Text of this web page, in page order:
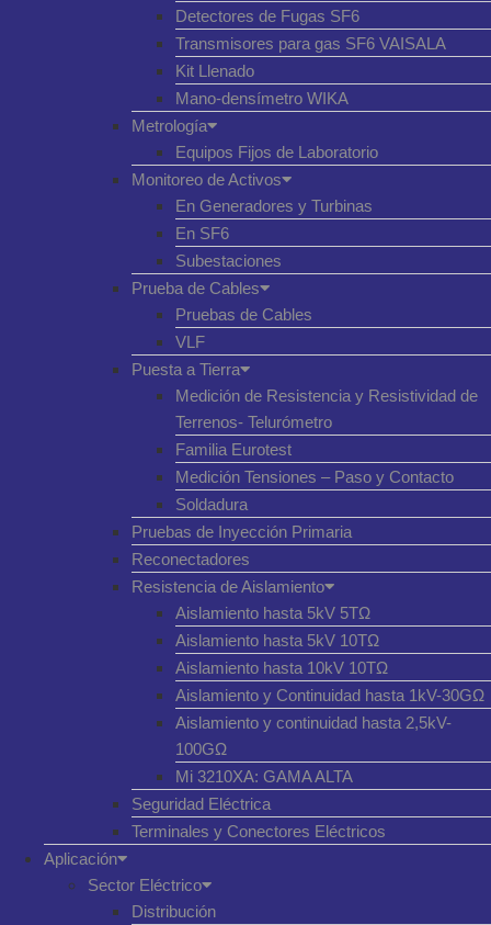
Detectores de Fugas SF6
Transmisores para gas SF6 VAISALA
Kit Llenado
Mano-densímetro WIKA
Metrología
Equipos Fijos de Laboratorio
Monitoreo de Activos
En Generadores y Turbinas
En SF6
Subestaciones
Prueba de Cables
Pruebas de Cables
VLF
Puesta a Tierra
Medición de Resistencia y Resistividad de
Terrenos- Telurómetro
Familia Eurotest
Medición Tensiones – Paso y Contacto
Soldadura
Pruebas de Inyección Primaria
Reconectadores
Resistencia de Aislamiento
Aislamiento hasta 5kV 5TΩ
Aislamiento hasta 5kV 10TΩ
Aislamiento hasta 10kV 10TΩ
Aislamiento y Continuidad hasta 1kV-30GΩ
Aislamiento y continuidad hasta 2,5kV-
100GΩ
Mi 3210XA: GAMA ALTA
Seguridad Eléctrica
Terminales y Conectores Eléctricos
Aplicación
Sector Eléctrico
Distribución